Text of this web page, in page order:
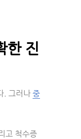
한 진
. 그러나 중
고 척수증